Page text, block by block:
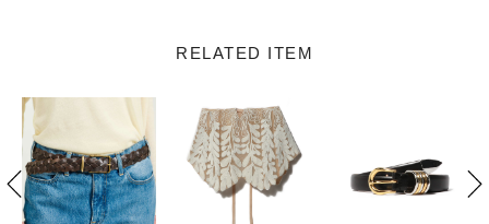
RELATED ITEM